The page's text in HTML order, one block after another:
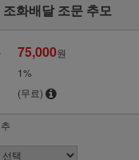
화배달 조문 추모
75,000원
1%
(무료)